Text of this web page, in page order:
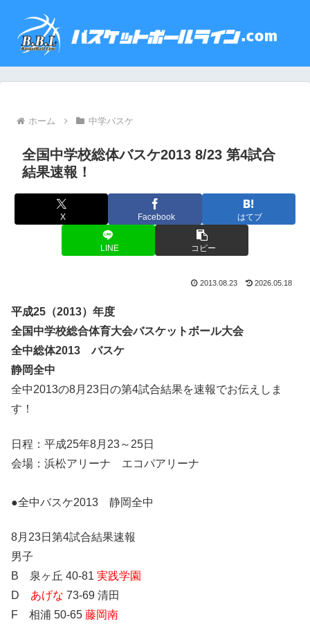
ホーム 中学バスケ
全国中学校総体バスケ2013 8/23 第4試合
結果速報！
X Facebook はてブ
LINE コピー
2013.08.23 2026.05.18
平成25（2013）年度
全国中学校総合体育大会バスケットボール大会
全中総体2013 バスケ
静岡全中
全中2013の8月23日の第4試合結果を速報でお伝えしま
す！
日程：平成25年8月23～25日
会場：浜松アリーナ エコパアリーナ
●全中バスケ2013 静岡全中
8月23日第4試合結果速報
男子
B 泉ヶ丘 40-81 実践学園
D あげな 73-69 清田
F 相浦 50-65 藤岡南